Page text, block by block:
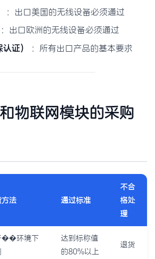
：出口美国的无线设备必须通过
：出口欧洲的无线设备必须通过
证）
：所有出口产品的基本要求
物联网模块的采购
法 通过标准
不合
格处
理
��环境下
达到标称值
的80%以上
退货